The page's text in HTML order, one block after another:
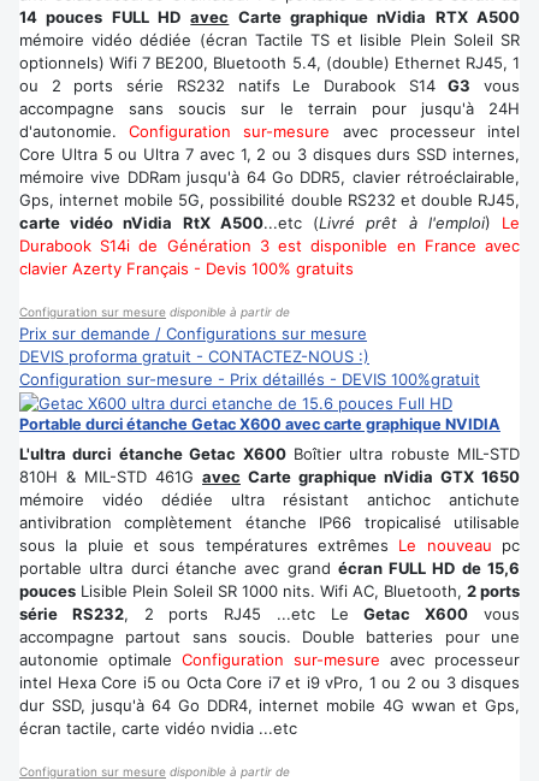
14 pouces FULL HD avec Carte graphique nVidia RTX A500
mémoire vidéo dédiée (écran Tactile TS et lisible Plein Soleil SR
optionnels) Wifi 7 BE200, Bluetooth 5.4, (double) Ethernet RJ45, 1
ou 2 ports série RS232 natifs Le Durabook S14G3 vous
accompagne sans soucis sur le terrain pour jusqu'à 24H
d'autonomie.Configuration sur-mesure avec processeur intel
Core Ultra 5 ou Ultra 7 avec 1, 2 ou 3 disques durs SSD internes,
mémoire vive DDRam jusqu'à 64 Go DDR5, clavier rétroéclairable,
Gps, internet mobile 5G, possibilité double RS232 et double RJ45,
carte vidéo nVidia RtX A500...etc (Livré prêt à l'emploi) Le
Durabook S14i de Génération 3 est disponible en France avec
clavier Azerty Français - Devis 100% gratuits
Configuration sur mesure disponible à partir de
Prix sur demande / Configurations sur mesure
DEVIS proforma gratuit - CONTACTEZ-NOUS :)
Configuration sur-mesure - Prix détaillés - DEVIS 100%gratuit
Portable durci étanche Getac X600 avec carte graphique NVIDIA
L'ultra durci étanche Getac X600Boîtier ultra robuste MIL-STD
810H & MIL-STD 461G avec Carte graphique nVidia GTX 1650
mémoire vidéo dédiée ultra résistant antichoc antichute
antivibration complètement étanche IP66 tropicalisé utilisable
sous la pluie et sous températures extrêmes Le nouveau pc
portable ultra durci étanche avec grand écran FULL HD de 15,6
pouces Lisible Plein Soleil SR 1000 nits. Wifi AC, Bluetooth, 2 ports
série RS232, 2 ports RJ45 ...etc LeGetac X600 vous
accompagne partout sans soucis. Double batteries pour une
autonomie optimale Configuration sur-mesure avec processeur
intel Hexa Core i5 ou Octa Core i7 et i9 vPro, 1 ou 2 ou 3 disques
dur SSD, jusqu'à 64 Go DDR4, internet mobile 4G wwan et Gps,
écran tactile, carte vidéo nvidia ...etc
Configuration sur mesure disponible à partir de